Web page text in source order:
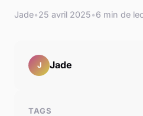
Jade•25 avril 2025•6 min de
J Jade
TAGS